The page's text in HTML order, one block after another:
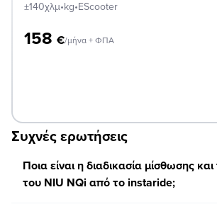
±140χλμ•kg•EScooter
158 €/μήνα + ΦΠΑ
Συχνές ερωτήσεις
Ποια είναι η διαδικασία μίσθωσης
του NIU NQi από το instaride;